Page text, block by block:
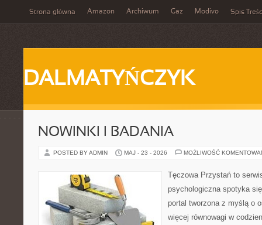
Strona główna Amazon Archiwum Gaz Modivo Spis
DALMATYŃCZYK
NOWINKI I BADANIA
POSTED BY ADMIN MAJ - 23 - 2026 MOŻLIWOŚĆ
Tęczowa Przystań to
psychologiczna spotyka
portal tworzona z myślą o
więcej równowagi w